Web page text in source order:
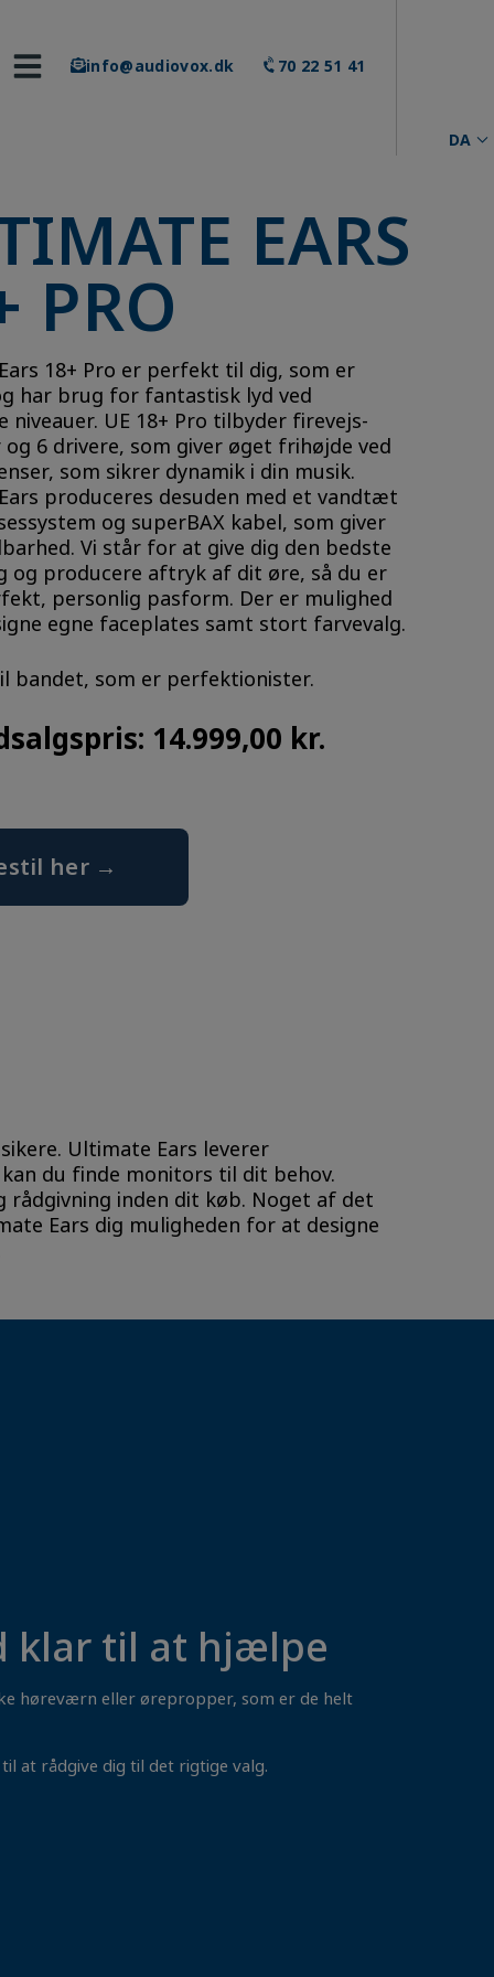
70 22 51 41
info@audiovox.dk
DA
EARS
PRO
18+ Pro er perfekt til dig, som er
har brug for fantastisk lyd ved
niveauer. UE 18+ Pro tilbyder firevejs-
og 6 drivere, som giver øget frihøjde ved
som sikrer dynamik i din musik.
produceres desuden med et vandtæt
og superBAX kabel, som giver
Vi står for at give dig den bedste
og producere aftryk af dit øre, så du er
personlig pasform. Der er mulighed
egne faceplates samt stort farvevalg.
bandet, som er perfektionister.
14.999,00 kr.
her →
Ultimate Ears leverer
du finde monitors til dit behov.
inden dit køb. Noget af det
Ears dig muligheden for at designe
klar til at hjælpe
høreværn eller ørepropper, som er de helt
at rådgive dig til det rigtige valg.